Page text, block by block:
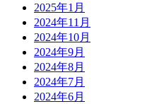
2025年1月
2024年11月
2024年10月
2024年9月
2024年8月
2024年7月
2024年6月